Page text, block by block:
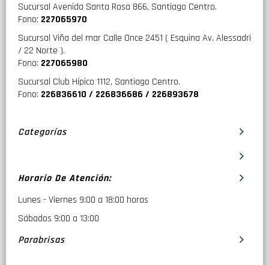
Sucursal Avenida Santa Rosa 866, Santiago Centro.
Fono: 227065970
Sucursal Viña del mar Calle Once 2451 ( Esquina Av. Alessadri
/ 22 Norte ).
Fono: 227065980
Sucursal Club Hípico 1112, Santiago Centro.
Fono: 226836610 / 226836686 / 226893678
Categorías
Horario De Atención:
Lunes - Viernes 9:00 a 18:00 horas
Sábados 9:00 a 13:00
Parabrisas